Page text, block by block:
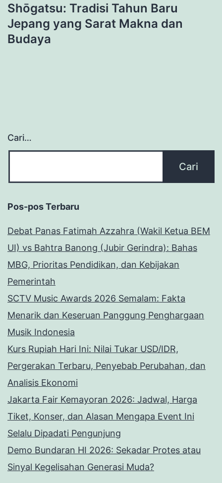
Shōgatsu: Tradisi Tahun Baru
Jepang yang Sarat Makna dan
Budaya
Cari…
Pos-pos Terbaru
Debat Panas Fatimah Azzahra (Wakil Ketua BEM
UI) vs Bahtra Banong (Jubir Gerindra): Bahas
MBG, Prioritas Pendidikan, dan Kebijakan
Pemerintah
SCTV Music Awards 2026 Semalam: Fakta
Menarik dan Keseruan Panggung Penghargaan
Musik Indonesia
Kurs Rupiah Hari Ini: Nilai Tukar USD/IDR,
Pergerakan Terbaru, Penyebab Perubahan, dan
Analisis Ekonomi
Jakarta Fair Kemayoran 2026: Jadwal, Harga
Tiket, Konser, dan Alasan Mengapa Event Ini
Selalu Dipadati Pengunjung
Demo Bundaran HI 2026: Sekadar Protes atau
Sinyal Kegelisahan Generasi Muda?